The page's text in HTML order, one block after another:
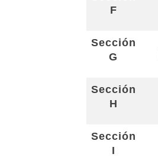
F
Sección
G
Sección
H
Sección
I